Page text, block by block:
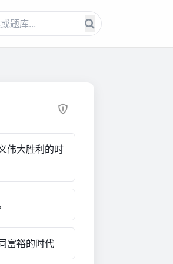
伟大胜利的时
富裕的时代